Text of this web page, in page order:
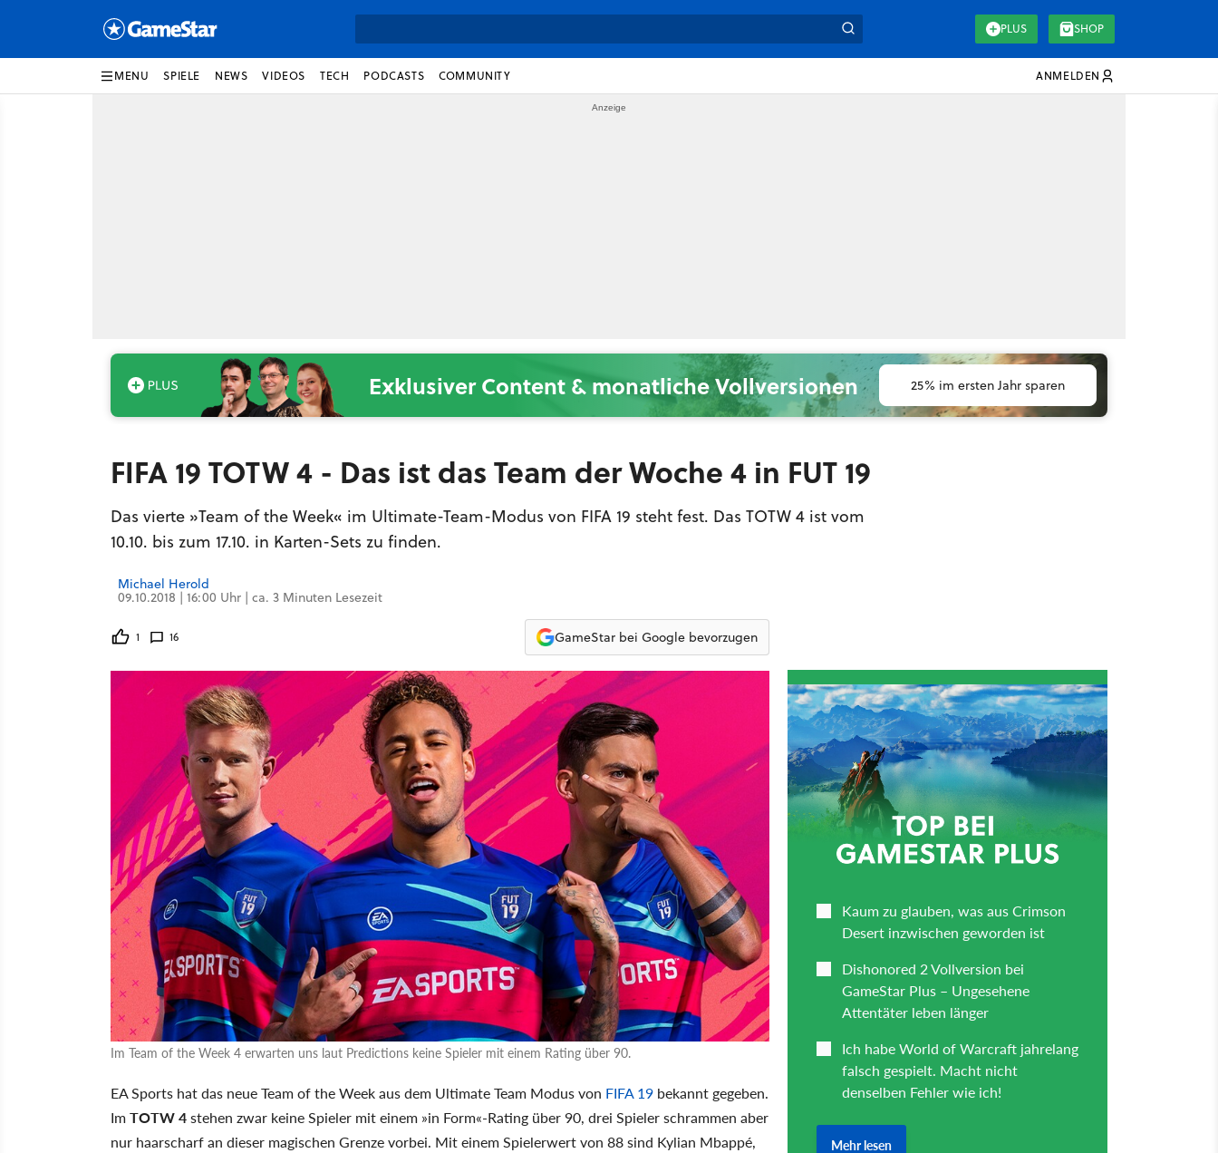
PLUS SHOP
MENU SPIELE NEWS VIDEOS TECH PODCASTS COMMUNITY ANMELDEN
Exklusiver Content & monatliche Vollversionen 25% im ersten Jahr sparen
FIFA 19 TOTW 4 - Das ist das Team der Woche 4 in FUT 19
Das vierte »Team of the Week« im Ultimate-Team-Modus von FIFA 19 steht fest. Das TOTW 4 ist vom
10.10. bis zum 17.10. in Karten-Sets zu finden.
Michael Herold
09.10.2018 | 16:00 Uhr | ca. 3 Minuten Lesezeit
1 16 GameStar bei Google bevorzugen
Im Team of the Week 4 erwarten uns laut Predictions keine Spieler mit einem Rating über 90.
EA Sports hat das neue Team of the Week aus dem Ultimate Team Modus von FIFA 19 bekannt gegeben.
ImTOTW 4stehen zwar keine Spieler mit einem »in Form«-Rating über 90, drei Spieler schrammen aber
nur haarscharf an dieser magischen Grenze vorbei. Mit einem Spielerwert von 88 sind Kylian Mbappé,